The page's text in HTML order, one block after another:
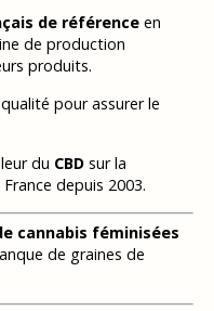
de référenceen
de production
produits.
pour assurer le
du CBDsur la
depuis 2003.
cannabis féminisées
de graines de